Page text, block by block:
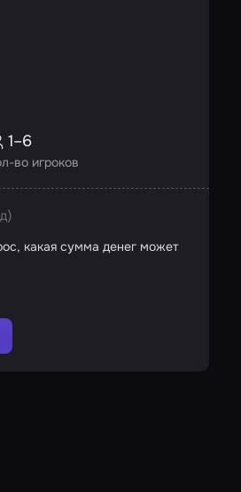
во игроков
1–6
какая сумма денег может